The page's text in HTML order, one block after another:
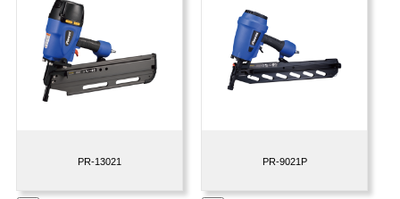
PR-13021 PR-9021P